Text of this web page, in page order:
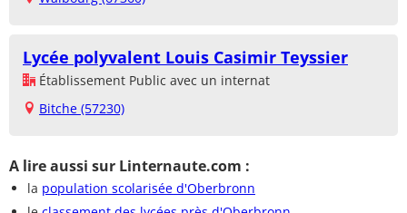
Lycée polyvalent Louis Casimir Teyssier
Établissement Public avec un internat
Bitche (57230)
A lire aussi sur Linternaute.com :
la population scolarisée d'Oberbronn